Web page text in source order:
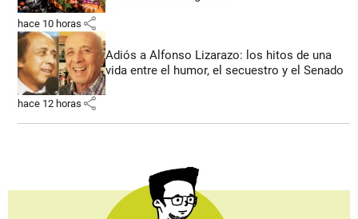
hace 10 horas share
Adiós a Alfonso Lizarazo: los hitos de una
vida entre el humor, el secuestro y el Senado
hace 12 horas share